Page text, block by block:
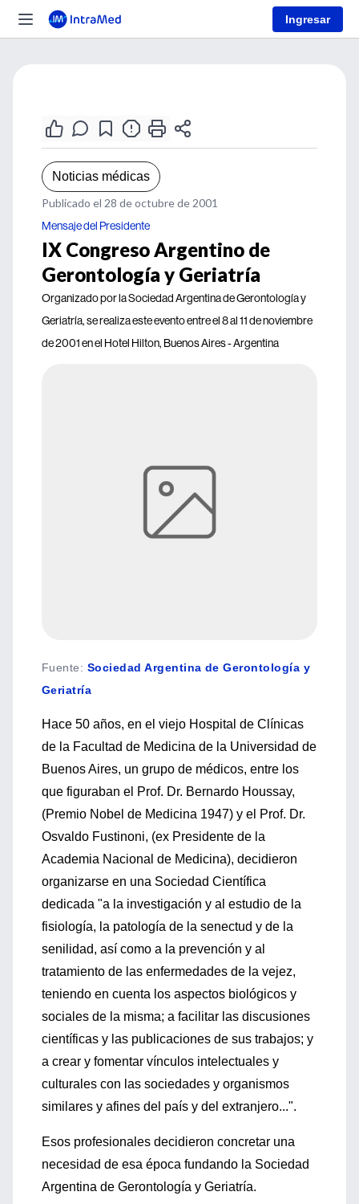
Ingresar
Noticias médicas
Publicado el 28 de octubre de 2001
Mensaje del Presidente
IX Congreso Argentino de
Gerontología y Geriatría
Organizado por la Sociedad Argentina de Gerontología y
Geriatría, se realiza este evento entre el 8 al 11 de noviembre
de 2001 en el Hotel Hilton, Buenos Aires - Argentina
Fuente: Sociedad Argentina de Gerontología y
Geriatría
Hace 50 años, en el viejo Hospital de Clínicas
de la Facultad de Medicina de la Universidad de
Buenos Aires, un grupo de médicos, entre los
que figuraban el Prof. Dr. Bernardo Houssay,
(Premio Nobel de Medicina 1947) y el Prof. Dr.
Osvaldo Fustinoni, (ex Presidente de la
Academia Nacional de Medicina), decidieron
organizarse en una Sociedad Científica
dedicada "a la investigación y al estudio de la
fisiología, la patología de la senectud y de la
senilidad, así como a la prevención y al
tratamiento de las enfermedades de la vejez,
teniendo en cuenta los aspectos biológicos y
sociales de la misma; a facilitar las discusiones
científicas y las publicaciones de sus trabajos; y
a crear y fomentar vínculos intelectuales y
culturales con las sociedades y organismos
similares y afines del país y del extranjero...".
Esos profesionales decidieron concretar una
necesidad de esa época fundando la Sociedad
Argentina de Gerontología y Geriatría.